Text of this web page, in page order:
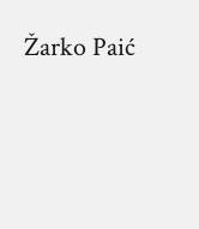
Žarko Paić